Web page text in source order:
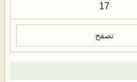
17
تصفح